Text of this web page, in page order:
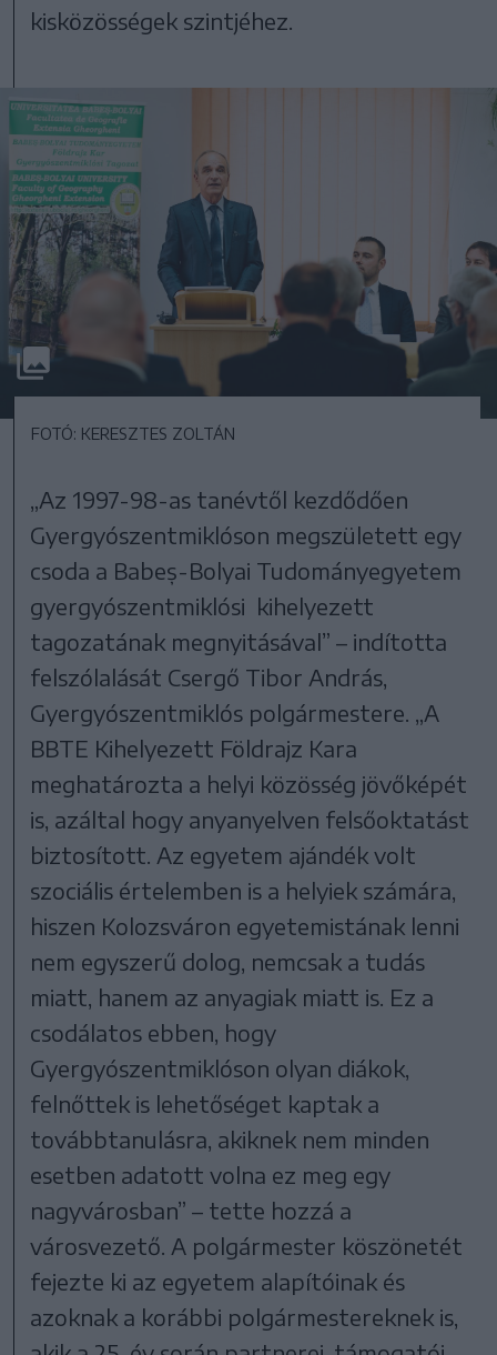
kisközösségek szintjéhez.
FOTÓ: KERESZTES ZOLTÁN
„Az 1997-98-as tanévtől kezdődően
Gyergyószentmiklóson megszületett egy
csoda a Babeș-Bolyai Tudományegyetem
gyergyószentmiklósi kihelyezett
tagozatának megnyitásával” – indította
felszólalását Csergő Tibor András,
Gyergyószentmiklós polgármestere. „A
BBTE Kihelyezett Földrajz Kara
meghatározta a helyi közösség jövőképét
is, azáltal hogy anyanyelven felsőoktatást
biztosított. Az egyetem ajándék volt
szociális értelemben is a helyiek számára,
hiszen Kolozsváron egyetemistának lenni
nem egyszerű dolog, nemcsak a tudás
miatt, hanem az anyagiak miatt is. Ez a
csodálatos ebben, hogy
Gyergyószentmiklóson olyan diákok,
felnőttek is lehetőséget kaptak a
továbbtanulásra, akiknek nem minden
esetben adatott volna ez meg egy
nagyvárosban” – tette hozzá a
városvezető. A polgármester köszönetét
fejezte ki az egyetem alapítóinak és
azoknak a korábbi polgármestereknek is,